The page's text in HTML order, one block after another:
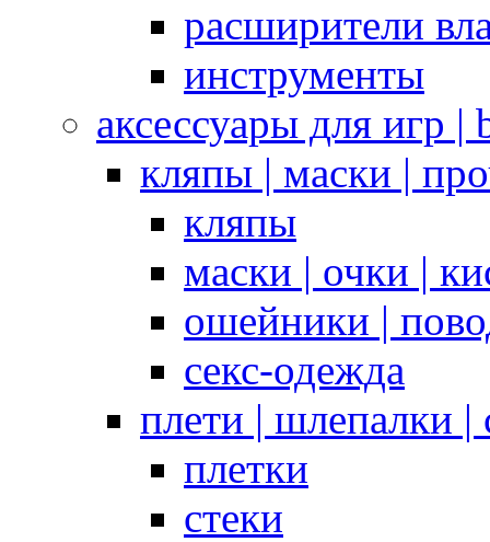
расширители
инструменты
аксессуары для игр |
кляпы | маски |
кляпы
маски | очки |
ошейники |
секс-одежда
плети | шлепалки |
плетки
стеки